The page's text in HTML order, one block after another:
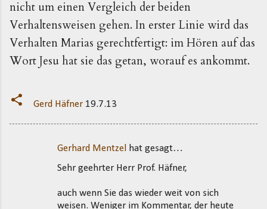
nicht um einen Vergleich der beiden
Verhaltensweisen gehen. In erster Linie wird das
Verhalten Marias gerechtfertigt: im Hören auf das
Wort Jesu hat sie das getan, worauf es ankommt.
Gerd Häfner 19.7.13
Gerhard Mentzel
hat gesagt…
Sehr geehrter Herr Prof. Häfner,
auch wenn Sie das wieder weit von sich
weisen. Weniger im Kommentar, der heute